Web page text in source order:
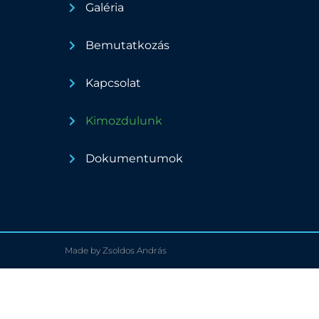
Galéria
Bemutatkozás
Kapcsolat
Kimozdulunk
Dokumentumok
Made by Zsoldos András